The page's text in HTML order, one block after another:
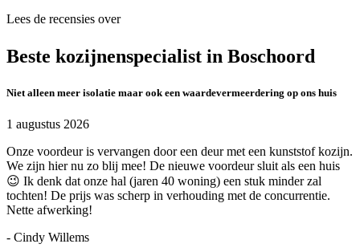
Lees de recensies over
Beste kozijnenspecialist in Boschoord
Niet alleen meer isolatie maar ook een waardevermeerdering op ons huis
1 augustus 2026
Onze voordeur is vervangen door een deur met een kunststof kozijn.
We zijn hier nu zo blij mee! De nieuwe voordeur sluit als een huis
😉 Ik denk dat onze hal (jaren 40 woning) een stuk minder zal
tochten! De prijs was scherp in verhouding met de concurrentie.
Nette afwerking!
- Cindy Willems